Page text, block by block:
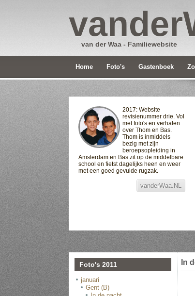
2017: Website
revisienummer drie. Vol
met foto's en verhalen
over Thom en Bas.
Thom is inmiddels
bezig met zijn
beroepsopleiding in
Amsterdam en Bas zit op de middelbare
school en fietst dagelijks heen en weer
met een goed gevulde rugzak.
vanderWaa.NL
van der Waa - Familiewebsite
Home Foto's Gastenboek
Foto's 2011
januari
Gent (B)
In